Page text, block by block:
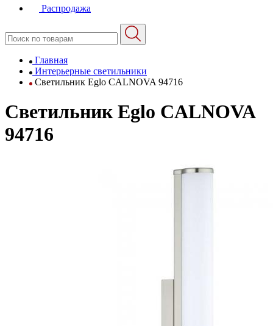
Распродажа
Главная
Интерьерные светильники
Светильник Eglo CALNOVA 94716
Светильник Eglo CALNOVA
94716